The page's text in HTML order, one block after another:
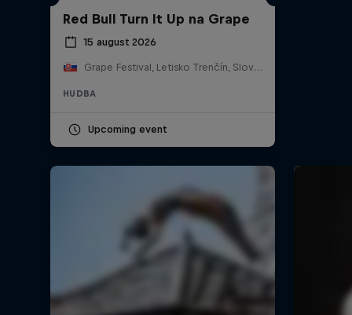
Red Bull Turn It Up na Grape
15 august 2026
Grape Festival, Letisko Trenčín, Slovensko
HUDBA
Upcoming event